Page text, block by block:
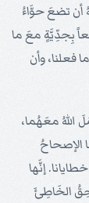
أن تضعَ حوَّاءُ
معاً بِجدِّيَّةٍ معَ ما
فعلنا، وأن
اللهُ معَهُما،
الإصحاحُ
إنَّها
الخَاطِئَ